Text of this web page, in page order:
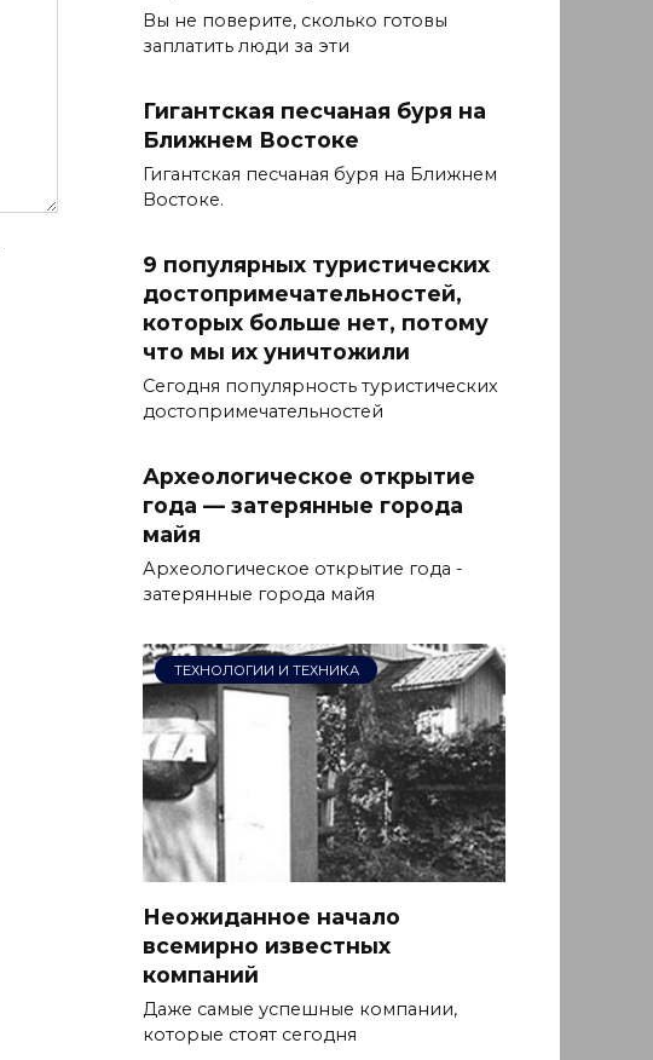
Вы не поверите, сколько готовы
заплатить люди за эти
Гигантская песчаная буря на
Ближнем Востоке
Гигантская песчаная буря на Ближнем
Востоке.
9 популярных туристических
достопримечательностей,
которых больше нет, потому
что мы их уничтожили
Сегодня популярность туристических
достопримечательностей
Археологическое открытие
года — затерянные города
майя
Археологическое открытие года -
затерянные города майя
ТЕХНОЛОГИИ И ТЕХНИКА
Неожиданное начало
всемирно известных
компаний
Даже самые успешные компании,
которые стоят сегодня